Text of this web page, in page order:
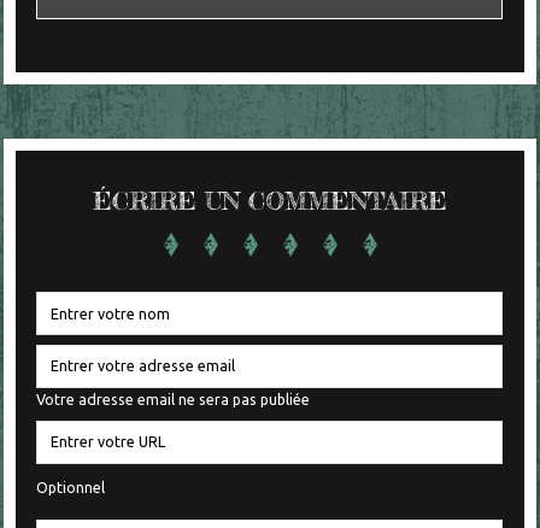
ÉCRIRE UN COMMENTAIRE
Votre adresse email ne sera pas publiée
Optionnel